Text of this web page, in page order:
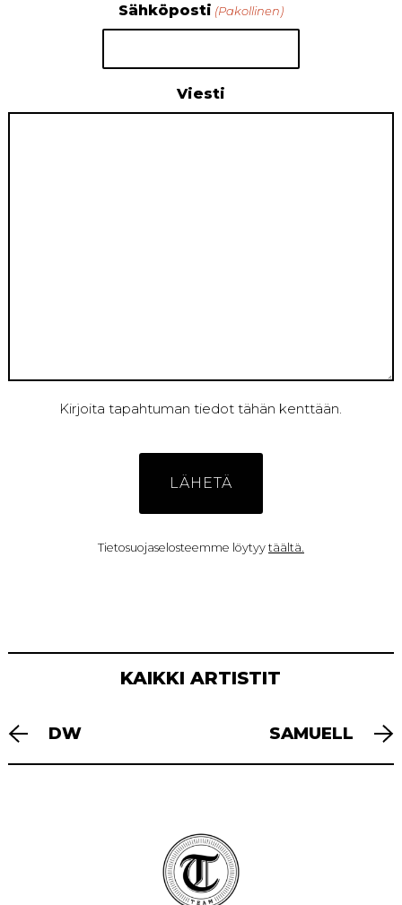
KKSähköposti (Pakollinen)
Viesti
Kirjoita tapahtuman tiedot tähän kenttään.
Tietosuojaselosteemme löytyy täältä.
KAIKKI ARTISTIT
ARTIKKELIEN
SELAUS
DW SAMUELL